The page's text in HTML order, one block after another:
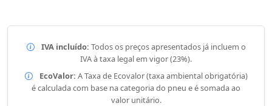
IVA incluído: Todos os preços apresentados já incluem o
IVA à taxa legal em vigor (23%).
EcoValor: A Taxa de Ecovalor (taxa ambiental obrigatória)
é calculada com base na categoria do pneu e é somada ao
valor unitário.